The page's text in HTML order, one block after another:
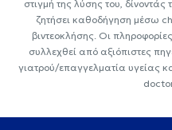
στιγμή της λύσης του, δίνοντάς
ζητήσει καθοδήγηση μέσω
βιντεοκλήσης. Οι
συλλεχθεί από αξιόπιστες
γιατρού/επαγγελματία υγείας